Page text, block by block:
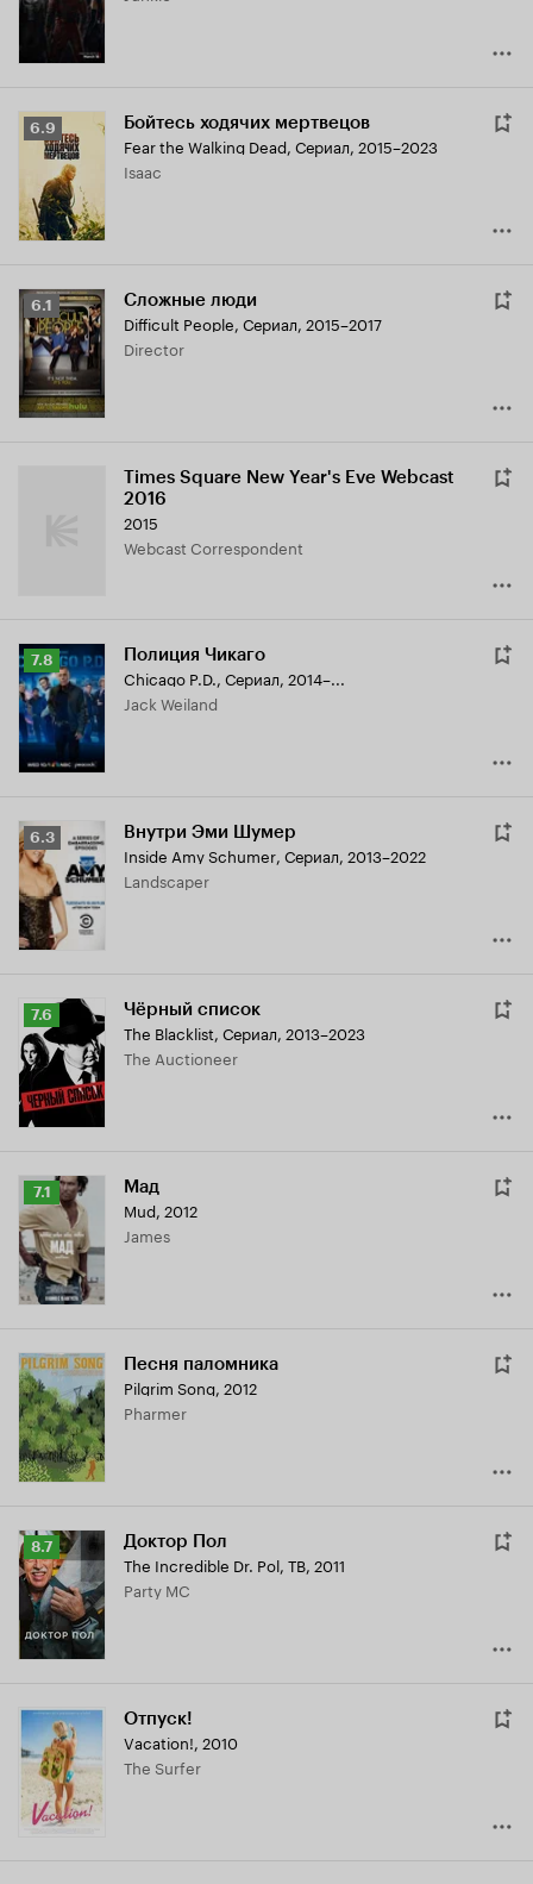
Рейтинг
Кинопоиска
6.9
6.9 Бойтесь ходячих мертвецов
Fear the Walking Dead, Сериал, 2015–2023
Isaac
Рейтинг
Кинопоиска
6.1
6.1 Сложные люди
Difficult People, Сериал, 2015–2017
Director
Times Square New Year's Eve Webcast
2016
2015
Webcast Correspondent
Рейтинг
Кинопоиска
7.8
7.8 Полиция Чикаго
Chicago P.D., Сериал, 2014–...
Jack Weiland
Рейтинг
Кинопоиска
6.3
6.3 Внутри Эми Шумер
Inside Amy Schumer, Сериал, 2013–2022
Landscaper
Рейтинг
Кинопоиска
7.6
7.6 Чёрный список
The Blacklist, Сериал, 2013–2023
The Auctioneer
Рейтинг
Кинопоиска
7.1
7.1 Мад
Mud, 2012
James
Песня паломника
Pilgrim Song, 2012
Pharmer
Рейтинг
Кинопоиска
8.7
8.7 Доктор Пол
The Incredible Dr. Pol, ТВ, 2011
Party MC
Отпуск!
Vacation!, 2010
The Surfer